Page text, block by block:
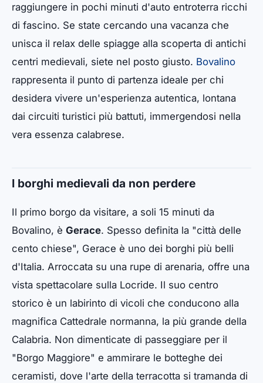
raggiungere in pochi minuti d'auto entroterra ricchi
di fascino. Se state cercando una vacanza che
unisca il relax delle spiagge alla scoperta di antichi
centri medievali, siete nel posto giusto. Bovalino
rappresenta il punto di partenza ideale per chi
desidera vivere un'esperienza autentica, lontana
dai circuiti turistici più battuti, immergendosi nella
vera essenza calabrese.
I borghi medievali da non perdere
Il primo borgo da visitare, a soli 15 minuti da
Bovalino, è Gerace. Spesso definita la "città delle
cento chiese", Gerace è uno dei borghi più belli
d'Italia. Arroccata su una rupe di arenaria, offre una
vista spettacolare sulla Locride. Il suo centro
storico è un labirinto di vicoli che conducono alla
magnifica Cattedrale normanna, la più grande della
Calabria. Non dimenticate di passeggiare per il
"Borgo Maggiore" e ammirare le botteghe dei
ceramisti, dove l'arte della terracotta si tramanda di